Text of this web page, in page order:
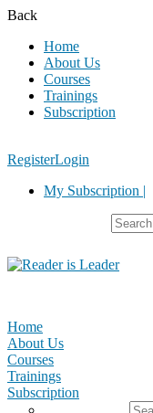
Back
Home
About Us
Courses
Trainings
Subscription
RegisterLogin
My Subscription |
Home
About Us
Courses
Trainings
Subscription